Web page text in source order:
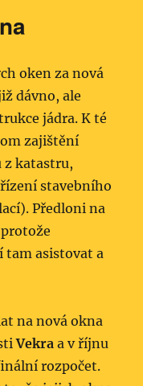
oken za nová
dávno, ale
jádra. K té
zajištění
z katastru,
stavebního
Předloni na
tam asistovat a
na nová okna
Vekra a v říjnu
rozpočet.